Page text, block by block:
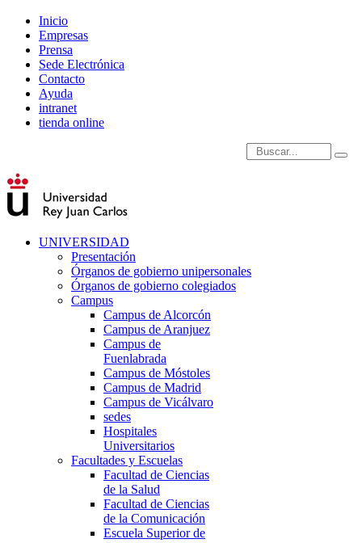
Inicio
Empresas
Prensa
Sede Electrónica
Contacto
Ayuda
intranet
tienda online
Introduce términos de
UNIVERSIDAD
Presentación
Órganos de gobierno unipersonales
Órganos de gobierno colegiados
Campus
Campus de Alcorcón
Campus de Aranjuez
Campus de
Fuenlabrada
Campus de Móstoles
Campus de Madrid
Campus de Vicálvaro
sedes
Hospitales
Universitarios
Facultades y Escuelas
Facultad de Ciencias
de la Salud
Facultad de Ciencias
de la Comunicación
Escuela Superior de